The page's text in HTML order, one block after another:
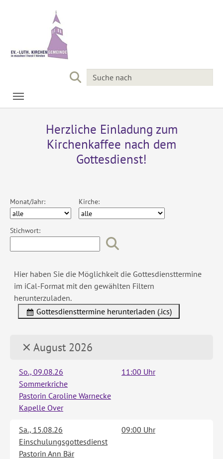
Herzliche Einladung zum
Kirchenkaffee nach dem
Gottesdienst!
Monat/Jahr: Kirche:
Stichwort:
Hier haben Sie die Möglichkeit die Gottesdiensttermine
im iCal-Format mit den gewählten Filtern
herunterzuladen.
Gottesdiensttermine herunterladen (.ics)
August 2026
So., 09.08.26
11:00 Uhr
Sommerkriche
Pastorin Caroline Warnecke
Kapelle Over
Sa., 15.08.26
09:00 Uhr
Einschulungsgottesdienst
Pastorin Ann Bär